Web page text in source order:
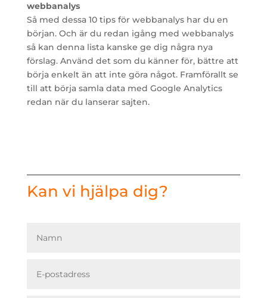
webbanalys
Så med dessa 10 tips för webbanalys har du en
början. Och är du redan igång med webbanalys
så kan denna lista kanske ge dig några nya
förslag. Använd det som du känner för, bättre att
börja enkelt än att inte göra något. Framförallt se
till att börja samla data med Google Analytics
redan när du lanserar sajten.
Kan vi hjälpa dig?